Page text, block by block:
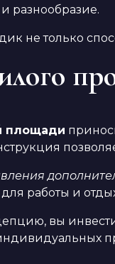
разнообразие.
не только
площади
работы и
вы